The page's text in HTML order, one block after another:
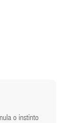
o instinto